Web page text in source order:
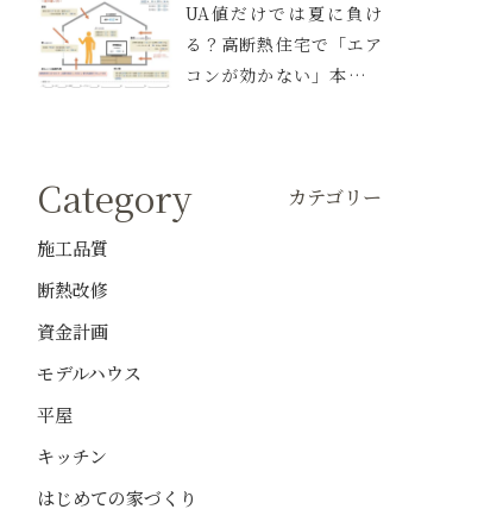
UA値だけでは夏に負け
る？高断熱住宅で「エア
コンが効かない」本当の
Category カテゴリー
施工品質
断熱改修
資金計画
モデルハウス
平屋
キッチン
はじめての家づくり